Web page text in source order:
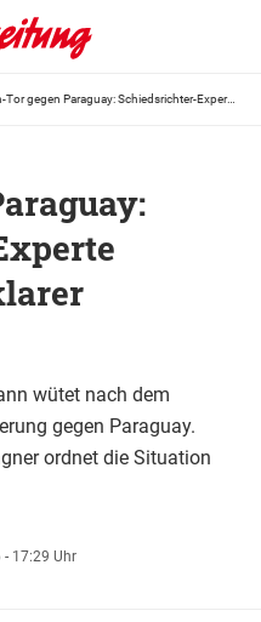
Tah-Tor gegen Paraguay: Schiedsrichter-Experte überrascht mit klarer Einordnung
wütet nach dem
gegen Paraguay.
ordnet die Situation
17:29 Uhr